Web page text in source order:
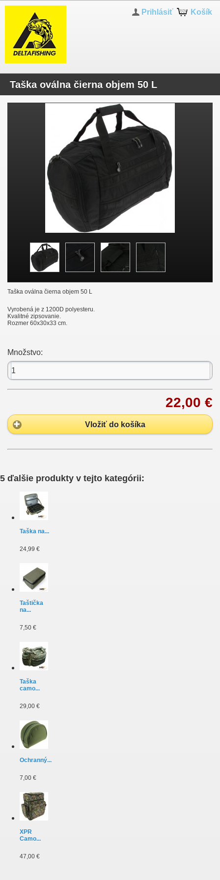
Košík
Prihlásiť
Taška oválna čierna objem 50 L
Taška oválna čierna objem 50 L
Vyrobená je z 1200D polyesteru.
Kvalitné zipsovanie.
Rozmer 60x30x33 cm.
Množstvo:
22,00 €
Vložiť do košíka
5 ďalšie produkty v tejto kategórii:
Taška na...
24,99 €
Taštička
na...
7,50 €
Taška
camo...
29,00 €
Ochranný...
7,00 €
XPR
Camo...
47,00 €